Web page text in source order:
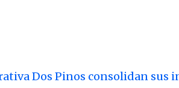
Dos Pinos consolidan sus